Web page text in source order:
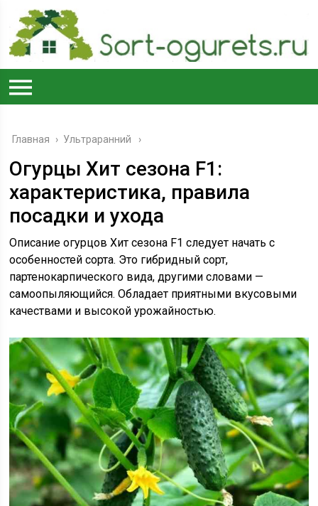
Главная › Ультраранний
Огурцы Хит сезона F1:
характеристика, правила
посадки и ухода
Описание огурцов Хит сезона F1 следует начать с
особенностей сорта. Это гибридный сорт,
партенокарпического вида, другими словами —
самоопыляющийся. Обладает приятными вкусовыми
качествами и высокой урожайностью.